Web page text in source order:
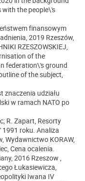
with the people\'s
finansowym
2019 Rzeszów,
RZESZOWSKIEJ,
of the
federation\'s ground
of the subject,
znaczenia udziału
w ramach NATO po
R. Zapart, Resorty
roku. Analiza
Wydawnictwo KORAW,
Cena ocalenia.
2016 Rzeszow ,
Łukasiewicza,
Iwana IV